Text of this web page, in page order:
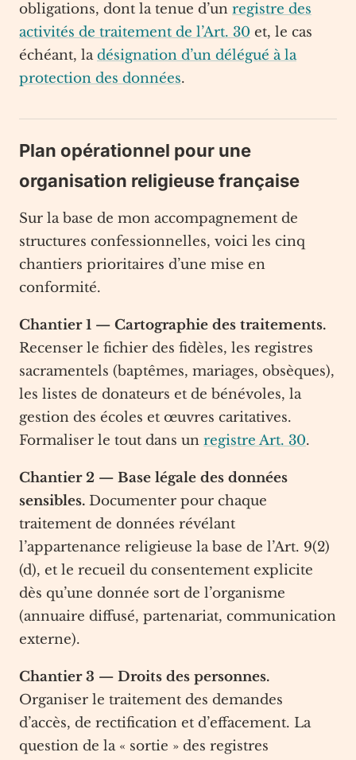
obligations, dont la tenue d’un registre des
activités de traitement de l’Art. 30 et, le cas
échéant, ladésignation d’un délégué à la
protection des données.
Plan opérationnel pour une
organisation religieuse française
Sur la base de mon accompagnement de
structures confessionnelles, voici les cinq
chantiers prioritaires d’une mise en
conformité.
Chantier 1 — Cartographie des traitements.
Recenser le fichier des fidèles, les registres
sacramentels (baptêmes, mariages, obsèques),
les listes de donateurs et de bénévoles, la
gestion des écoles et œuvres caritatives.
Formaliser le tout dans un registre Art. 30.
Chantier 2 — Base légale des données
sensibles. Documenter pour chaque
traitement de données révélant
l’appartenance religieuse la base de l’Art. 9(2)
(d), et le recueil du consentement explicite
dès qu’une donnée sort de l’organisme
(annuaire diffusé, partenariat, communication
externe).
Chantier 3 — Droits des personnes.
Organiser le traitement des demandes
d’accès, de rectification et d’effacement. La
question de la « sortie » des registres